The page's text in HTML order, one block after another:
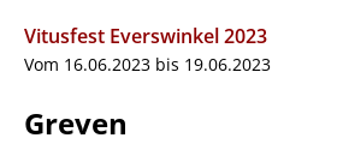
Vitusfest Everswinkel 2023
Vom 16.06.2023 bis 19.06.2023
Greven